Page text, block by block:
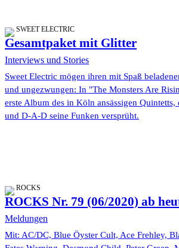
SWEET ELECTRIC
Gesamtpaket mit Glitter
Interviews und Stories
Sweet Electric mögen ihren mit Spaß
und ungezwungen: In "The Monsters Are
erste Album des in Köln ansässigen
und D-A-D seine Funken versprüht.
ROCKS
ROCKS Nr. 79 (06/2020) ab
Meldungen
Mit: AC/DC, Blue Öyster Cult, Ace Frehley,